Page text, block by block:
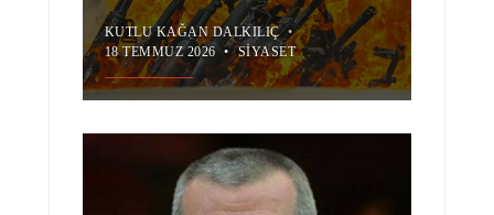
KUTLU KAĞAN DALKILIÇ •
18 TEMMUZ 2026 • SIYASET